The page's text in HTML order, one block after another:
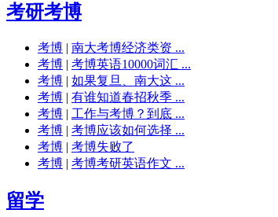
考研考博
考博 | 南大考博经济类资 ...
考博 | 考博英语10000词汇 ...
考博 | 如果复旦、南大这 ...
考博 | 有谁知道春招秋季 ...
考博 | 工作与考博？到底 ...
考博 | 考博应该如何选择 ...
考博 | 考博失败了
考博 | 考博考研英语作文 ...
留学